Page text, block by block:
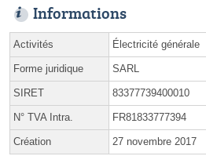
Informations
Activités Électricité générale
Forme juridique SARL
SIRET 83377739400010
N° TVA Intra. FR81833777394
Création 27 novembre 2017